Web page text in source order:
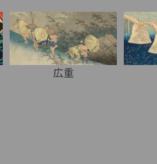
広重